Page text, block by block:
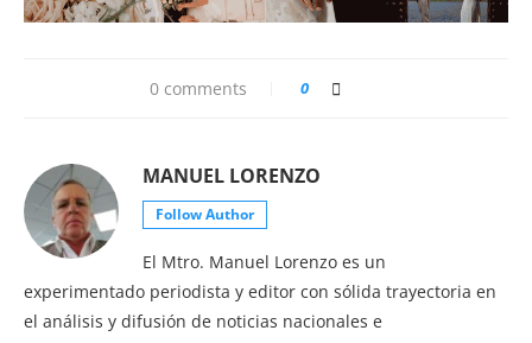
0 comments 0
MANUEL LORENZO
Follow Author
El Mtro. Manuel Lorenzo es un
experimentado periodista y editor con sólida trayectoria en
el análisis y difusión de noticias nacionales e